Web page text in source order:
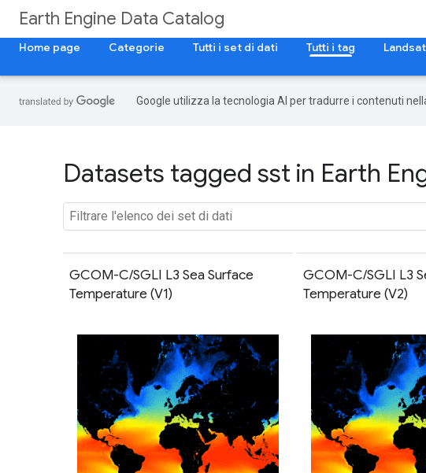
Earth Engine Data Catalog
Home page
Categorie Tutti i set di dati Tutti i tag Landsat
Google utilizza la tecnologia AI per tradurre i contenuti
Datasets tagged sst in Earth
GCOM-C/SGLI L3 Sea Surface
Temperature (V1)
GCOM-C/SGLI L3
Temperature (V2)